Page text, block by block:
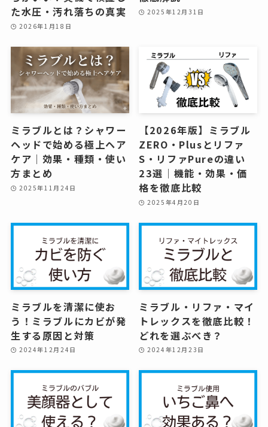
た水圧・汚れ落ちの真実
2026年1月18日
2025年12月31日
ミラブルとは？シャワー
ヘッドで始める極上ヘア
ケア｜効果・種類・使い
方まとめ
2025年11月24日
【2026年版】ミラブル
ZERO・Plusとリファ
S・リファPureの違い
23選｜機能・効果・価
格を徹底比較
2025年4月20日
ミラブルを清潔に使お
う！ミラブルにカビが発
生する原因と対策
2024年12月24日
ミラブル・リファ・マイ
トレックスを徹底比較！
どれを選ぶべき？
2024年12月23日